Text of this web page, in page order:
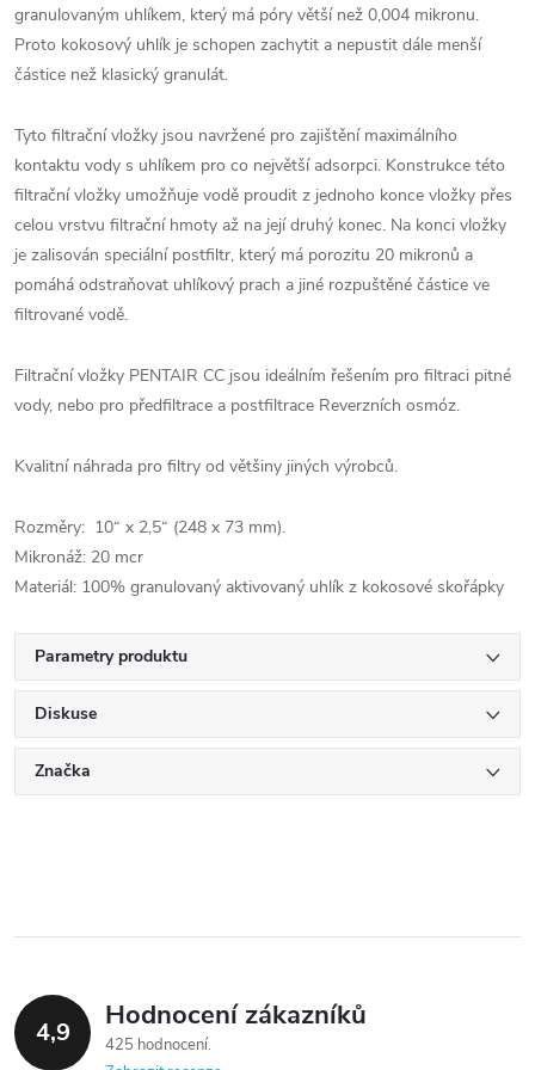
granulovaným uhlíkem, který má póry větší než 0,004 mikronu.
Proto kokosový uhlík je schopen zachytit a nepustit dále menší
částice než klasický granulát.
Tyto filtrační vložky jsou navržené pro zajištění maximálního
kontaktu vody s uhlíkem pro co největší adsorpci. Konstrukce této
filtrační vložky umožňuje vodě proudit z jednoho konce vložky přes
celou vrstvu filtrační hmoty až na její druhý konec. Na konci vložky
je zalisován speciální postfiltr, který má porozitu 20 mikronů a
pomáhá odstraňovat uhlíkový prach a jiné rozpuštěné částice ve
filtrované vodě.
Filtrační vložky PENTAIR CC jsou ideálním řešením pro filtraci pitné
vody, nebo pro předfiltrace a postfiltrace Reverzních osmóz.
Kvalitní náhrada pro filtry od většiny jiných výrobců.
Rozměry: 10“ x 2,5“ (248 x 73 mm).
Mikronáž: 20 mcr
Materiál: 100% granulovaný aktivovaný uhlík z kokosové skořápky
Parametry produktu
Diskuse
Značka
4,9 Hodnocení zákazníků
425 hodnocení